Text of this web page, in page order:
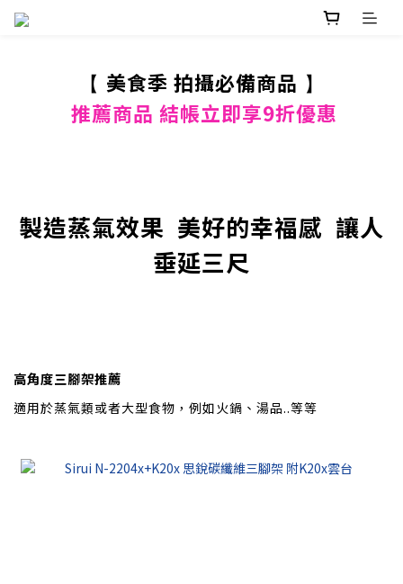
【 美食季 拍攝必備商品 】
推薦商品 結帳立即享9折優惠
製造蒸氣效果 美好的幸福感 讓人
垂延三尺
高角度三腳架推薦
適用於蒸氣類或者大型食物，例如火鍋、湯品..等等